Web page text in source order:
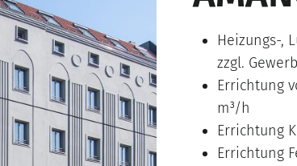
Heizungs-,
zzgl.
Errichtung
m³/h
Errichtung
Errichtung